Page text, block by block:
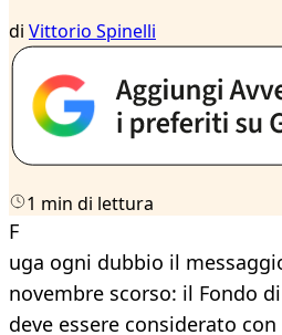
di Vittorio Spinelli
1 min di lettura
F
uga ogni dubbio il
novembre scorso: il Fondo
deve essere considerato